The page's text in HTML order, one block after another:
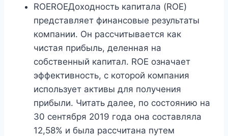
ROEROEДоходность капитала (ROE)
представляет финансовые результаты
компании. Он рассчитывается как
чистая прибыль, деленная на
собственный капитал. ROE означает
эффективность, с которой компания
использует активы для получения
прибыли. Читать далее, по состоянию на
30 сентября 2019 года она составляла
12,58% и была рассчитана путем